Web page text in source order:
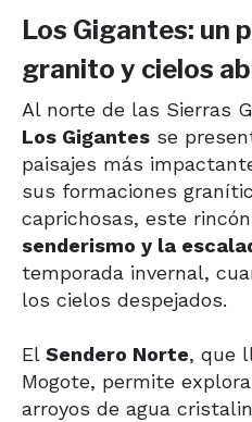
Los Gigantes: un
granito y cielos
Al norte de las Sierras
Los Gigantes se
paisajes más
sus formaciones
caprichosas, este
senderismo y la
temporada invernal,
los cielos despejados.
El Sendero Norte, que
Mogote, permite
arroyos de agua